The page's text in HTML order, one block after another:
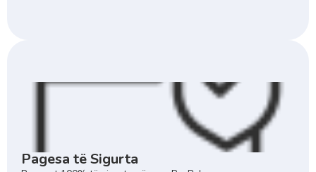
Pagesa të Sigurta